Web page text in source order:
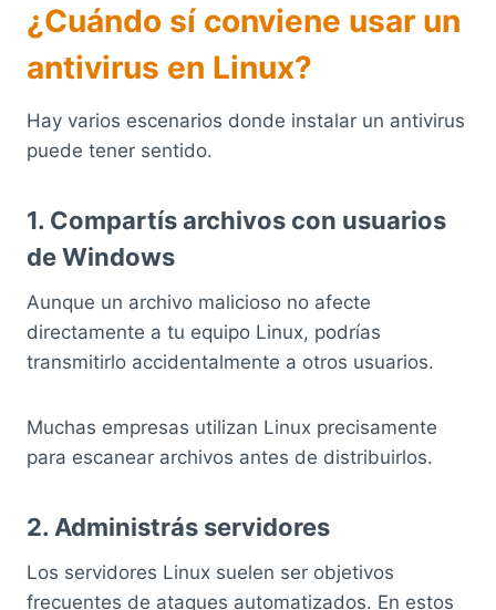
¿Cuándo sí conviene usar un
antivirus en Linux?
Hay varios escenarios donde instalar un antivirus
puede tener sentido.
1. Compartís archivos con usuarios
de Windows
Aunque un archivo malicioso no afecte
directamente a tu equipo Linux, podrías
transmitirlo accidentalmente a otros usuarios.
Muchas empresas utilizan Linux precisamente
para escanear archivos antes de distribuirlos.
2. Administrás servidores
Los servidores Linux suelen ser objetivos
frecuentes de ataques automatizados. En estos